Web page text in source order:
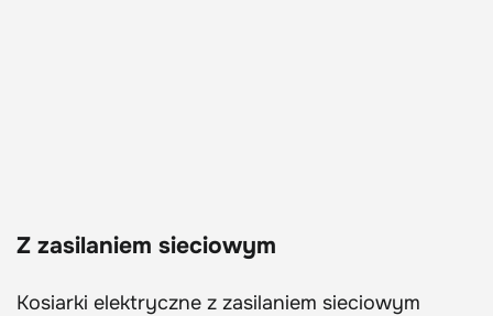
Z zasilaniem sieciowym
Kosiarki elektryczne z zasilaniem sieciowym